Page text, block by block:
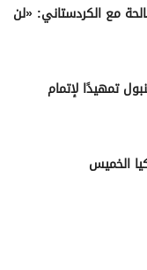
مع الكردستاني: «لن
تمهيدًا لإتمام
الخميس